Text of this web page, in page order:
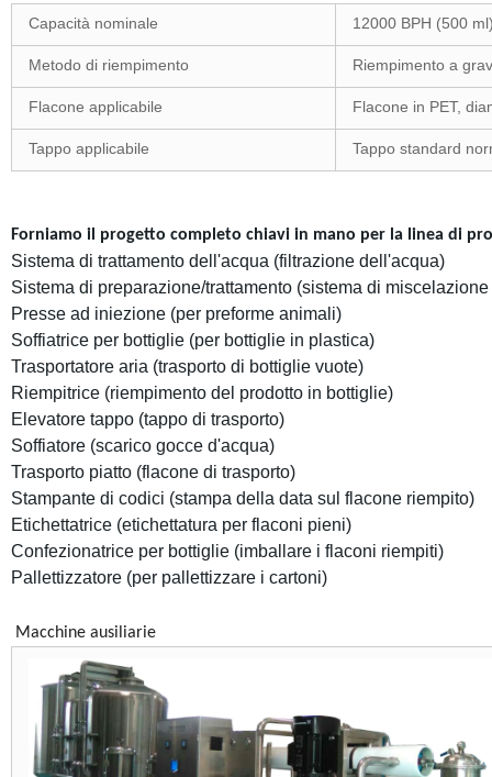
Capacità nominale 12000 BPH (500
Metodo di riempimento Riempimento a
Flacone applicabile Flacone in PET,
Tappo applicabile Tappo standard
Forniamo il progetto completo chiavi in mano per la linea di
Sistema di trattamento dell'acqua (filtrazione dell'acqua)
Sistema di preparazione/trattamento (sistema di
Presse ad iniezione (per preforme animali)
Soffiatrice per bottiglie (per bottiglie in plastica)
Trasportatore aria (trasporto di bottiglie vuote)
Riempitrice (riempimento del prodotto in bottiglie)
Elevatore tappo (tappo di trasporto)
Soffiatore (scarico gocce d'acqua)
Trasporto piatto (flacone di trasporto)
Stampante di codici (stampa della data sul flacone riempito)
Etichettatrice (etichettatura per flaconi pieni)
Confezionatrice per bottiglie (imballare i flaconi riempiti)
Pallettizzatore (per pallettizzare i cartoni)
Macchine ausiliarie